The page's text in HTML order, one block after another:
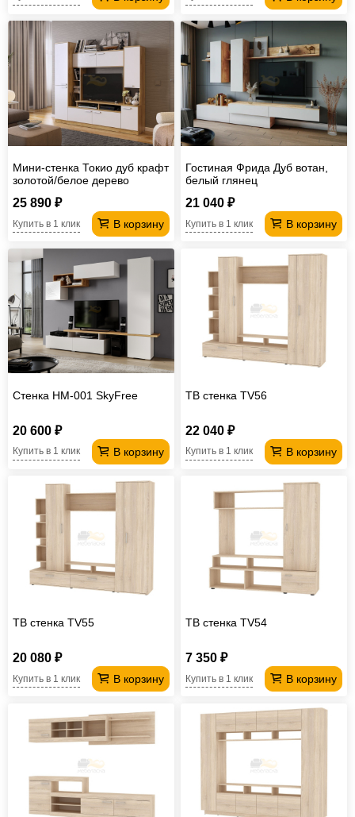
Мини-стенка Токио дуб крафт
золотой/белое дерево
25 890 ₽
В корзину
Купить в 1 клик
Гостиная Фрида Дуб вотан,
белый глянец
21 040 ₽
В корзину
Купить в 1 клик
Стенка НМ-001 SkyFree
20 600 ₽
В корзину
Купить в 1 клик
ТВ стенка TV56
22 040 ₽
В корзину
Купить в 1 клик
ТВ стенка TV55
20 080 ₽
В корзину
Купить в 1 клик
ТВ стенка TV54
7 350 ₽
В корзину
Купить в 1 клик